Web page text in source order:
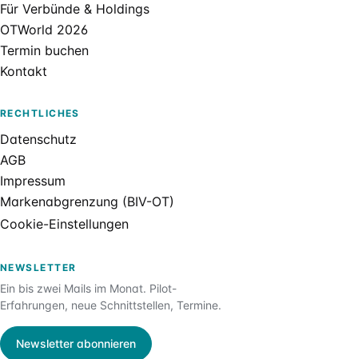
Für Verbünde & Holdings
OTWorld 2026
Termin buchen
Kontakt
RECHTLICHES
Datenschutz
AGB
Impressum
Markenabgrenzung (BIV-OT)
Cookie-Einstellungen
NEWSLETTER
Ein bis zwei Mails im Monat. Pilot-
Erfahrungen, neue Schnittstellen, Termine.
Newsletter abonnieren